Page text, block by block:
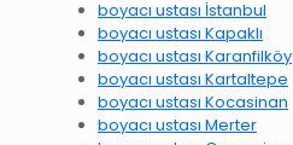
boyacı ustası İstanbul
boyacı ustası Kapaklı
boyacı ustası Karanfilköy
boyacı ustası Kartaltepe
boyacı ustası Kocasinan
boyacı ustası Merter